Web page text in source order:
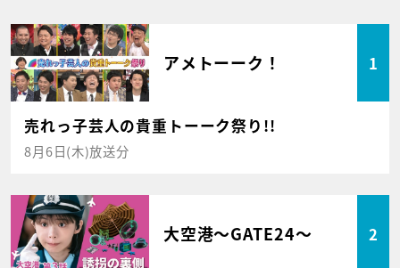
アメトーーク！ 1
売れっ子芸人の貴重トーーク祭り!!
8月6日(木)放送分
大空港～GATE24～ 2